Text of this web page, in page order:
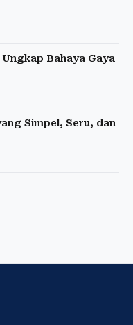
Bahaya Gaya
Simpel, Seru, dan